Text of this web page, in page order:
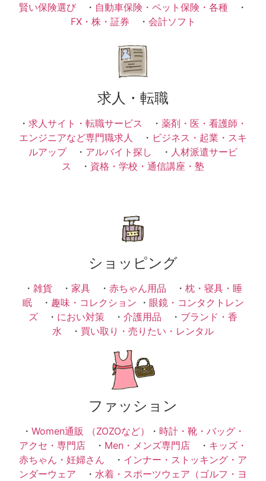
賢い保険選び ・ 自動車保険・ペット保険・各種 ・
FX・株・証券 ・ 会計ソフト
求人・転職
・ 求人サイト・転職サービス ・ 薬剤・医・看護師・
エンジニアなど専門職求人
・ ビジネス・起業・スキ
ルアップ・ アルバイト探し ・ 人材派遣サービ
ス ・ 資格・学校・通信講座・塾
ショッピング
・ 雑貨 ・ 家具 ・ 赤ちゃん用品 ・ 枕・寝具・睡
眠・ 趣味・コレクション ・ 眼鏡・コンタクトレン
ズ ・ におい対策 ・ 介護用品 ・ ブランド・香
水 ・ 買い取り・売りたい・レンタル
ファッション
・ Women通販 （ZOZOなど） ・ 時計・靴・バッグ・
アクセ・専門店 ・ Men・メンズ専門店 ・ キッズ・
赤ちゃん・妊婦さん ・ インナー・ストッキング・ア
ンダーウェア ・ 水着・スポーツウェア（ゴルフ・ヨ